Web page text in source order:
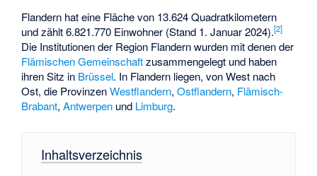
Flandern hat eine Fläche von 13.624 Quadratkilometern
und zählt 6.821.770 Einwohner (Stand 1. Januar 2024).[2]
Die Institutionen der Region Flandern wurden mit denen der
Flämischen Gemeinschaftzusammengelegt und haben
ihren Sitz in Brüssel. In Flandern liegen, von West nach
Ost, die ProvinzenWestflandern,Ostflandern, Flämisch-
Brabant,Antwerpen und Limburg.
Inhaltsverzeichnis